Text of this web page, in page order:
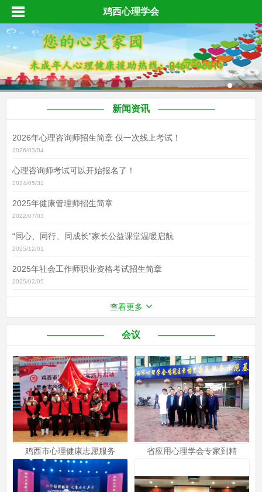
鸡西心理学会
新闻资讯
2026年心理咨询师招生简章 仅一次线上考试！
2026/03/04
心理咨询师考试可以开始报名了！
2024/05/31
2025年健康管理师招生简章
2022/07/03
“同心、同行、同成长”家长公益课堂温暖启航
2025/12/01
2025年社会工作师职业资格考试招生简章
2025/02/05
查看更多
会议
鸡西市心理健康志愿服务 省应用心理学会专家到精